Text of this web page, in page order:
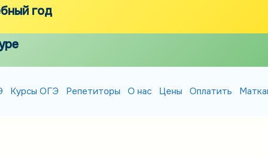
год
Курсы ОГЭ Репетиторы О нас Цены Оплатить